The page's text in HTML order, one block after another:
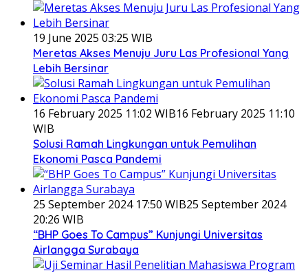
19 June 2025 03:25 WIB
Meretas Akses Menuju Juru Las Profesional Yang
Lebih Bersinar
16 February 2025 11:02 WIB16 February 2025 11:10
WIB
Solusi Ramah Lingkungan untuk Pemulihan
Ekonomi Pasca Pandemi
25 September 2024 17:50 WIB25 September 2024
20:26 WIB
“BHP Goes To Campus” Kunjungi Universitas
Airlangga Surabaya